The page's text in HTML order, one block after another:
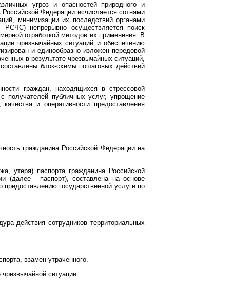
угроз и опасностей природного и
Федерации исчисляется сотнями
минимизации их последствий органами
РСЧС) непрерывно осуществляется поиск
отработкой методов их применения. В
чрезвычайных ситуаций и обеспечению
и единообразно изложен передовой
в результате чрезвычайных ситуаций,
блок-схемы пошаговых действий
граждан, находящихся в стрессовой
получателей публичных услуг, упрощение
и оперативности предоставления
гражданина Российской Федерации на
утеря) паспорта гражданина Российской
(далее - паспорт), составлена на основе
государственной услуги по
действия сотрудников территориальных
взамен утраченного.
ситуации